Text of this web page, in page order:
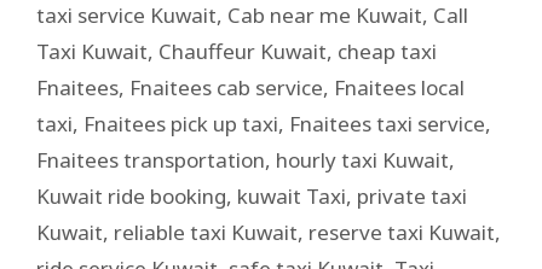
taxi service Kuwait, Cab near me Kuwait, Call
Taxi Kuwait, Chauffeur Kuwait, cheap taxi
Fnaitees, Fnaitees cab service, Fnaitees local
taxi, Fnaitees pick up taxi, Fnaitees taxi service,
Fnaitees transportation, hourly taxi Kuwait,
Kuwait ride booking, kuwait Taxi, private taxi
Kuwait, reliable taxi Kuwait, reserve taxi Kuwait,